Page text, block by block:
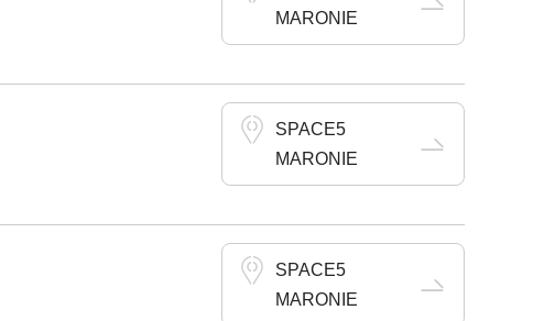
MARONIE
SPACE5
MARONIE
SPACE5
MARONIE